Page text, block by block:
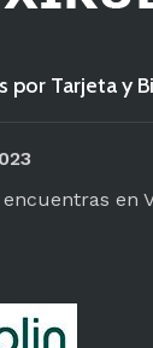
por Tarjeta y
en